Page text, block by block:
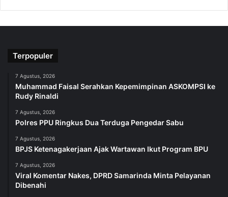
Terpopuler
7 Agustus, 2026
Muhammad Faisal Serahkan Kepemimpinan ASKOMPSI ke
Rudy Rinaldi
7 Agustus, 2026
Polres PPU Ringkus Dua Terduga Pengedar Sabu
7 Agustus, 2026
BPJS Ketenagakerjaan Ajak Wartawan Ikut Program BPU
7 Agustus, 2026
Viral Komentar Nakes, DPRD Samarinda Minta Pelayanan
Dibenahi